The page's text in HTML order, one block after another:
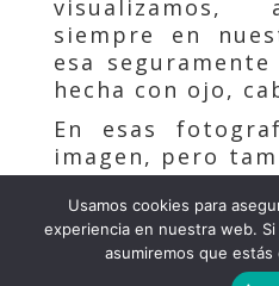
visualizamos,
siempre en
esa
hecha con ojo,
En esas
imagen, pero
cada uno de
en ella, nuestras
Pura Rey
Usamos cookies para
experiencia en nuestra web.
asumiremos que